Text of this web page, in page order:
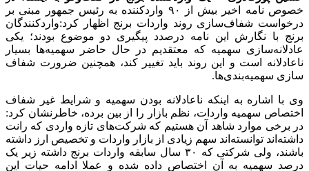
خصوص نامه اخیر بیش از ۹۰ واردکننده به رئیس جمهور مبنی بر
درخواست شفاف‌سازی روند واردات برنج اظهار کرد:واردکنندگان
برنج با نگارش این نامه درصدد پیگیری دو موضوع بودند؛ یکی
عادلانه‌سازی سهمیه که معتقدیم در حال حاضر سهمیه‌ها بسیار
ناعادلانه است و این روند باید تغییر کند، همچنین ضرورت شفاف
سازی سهمیه‌بندی‌ها.
وی با اشاره به اینکه ناعادلانه بودن سهمیه و شرایط غیر شفاف
اختصاص سهمیه واردات، نظم بازار را از بین برده، خاطرنشان کرد:
در برخی موارد شاهد آن هستیم که شرکت‌های تازه واردی که رانت
داشته‌اند توانسته‌اند سهم زیادی از بازار واردات و تخصیص ارز داشته
باشند، ولی شرکتی که ۳۰ سال سابقه واردات برنج داشته زیر یک
درصد سهمیه به آن اختصاص داده شده و عملا ادامه حیات این